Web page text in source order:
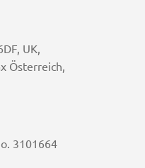
UK,
Österreich,
3101664